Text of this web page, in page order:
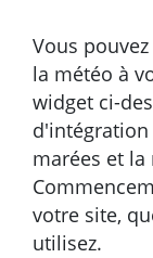
Vous
la météo à
widget ci-
marées et la
votre site,
utilisez.